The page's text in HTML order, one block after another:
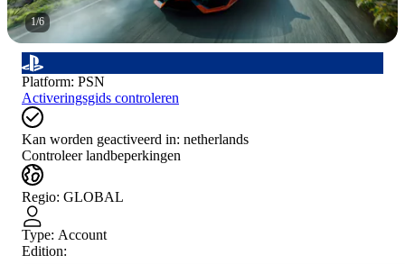
1/6
Platform: PSN
Activeringsgids controleren
Kan worden geactiveerd in: netherlands
Controleer landbeperkingen
Regio: GLOBAL
Type: Account
Edition: